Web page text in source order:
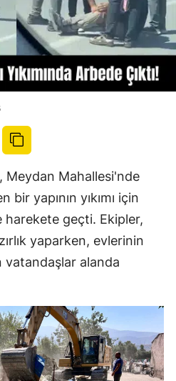
Meydan Mahallesi'nde
yapının yıkımı için
harekete geçti. Ekipler,
yaparken, evlerinin
vatandaşlar alanda